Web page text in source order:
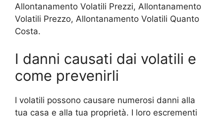
Allontanamento Volatili Prezzi, Allontanamento
Volatili Prezzo, Allontanamento Volatili Quanto
Costa.
I danni causati dai volatili e
come prevenirli
I volatili possono causare numerosi danni alla
tua casa e alla tua proprietà. I loro escrementi